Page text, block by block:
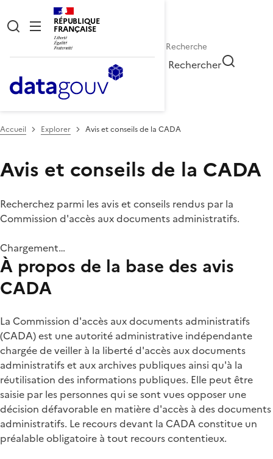
RÉPUBLIQUE
FRANÇAISE
Rechercher
Accueil Explorer Avis et conseils de la CADA
Avis et conseils de la CADA
Recherchez parmi les avis et conseils rendus par la
Commission d'accès aux documents administratifs.
Chargement…
À propos de la base des avis
CADA
La Commission d'accès aux documents administratifs
(CADA) est une autorité administrative indépendante
chargée de veiller à la liberté d'accès aux documents
administratifs et aux archives publiques ainsi qu'à la
réutilisation des informations publiques. Elle peut être
saisie par les personnes qui se sont vues opposer une
décision défavorable en matière d'accès à des documents
administratifs. Le recours devant la CADA constitue un
préalable obligatoire à tout recours contentieux.